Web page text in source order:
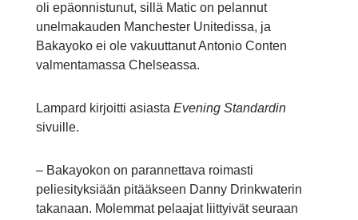
oli epäonnistunut, sillä Matic on pelannut
unelmakauden Manchester Unitedissa, ja
Bakayoko ei ole vakuuttanut Antonio Conten
valmentamassa Chelseassa.
Lampard kirjoitti asiasta Evening Standardin
sivuille.
– Bakayokon on parannettava roimasti
peliesityksiään pitääkseen Danny Drinkwaterin
takanaan. Molemmat pelaajat liittyivät seuraan